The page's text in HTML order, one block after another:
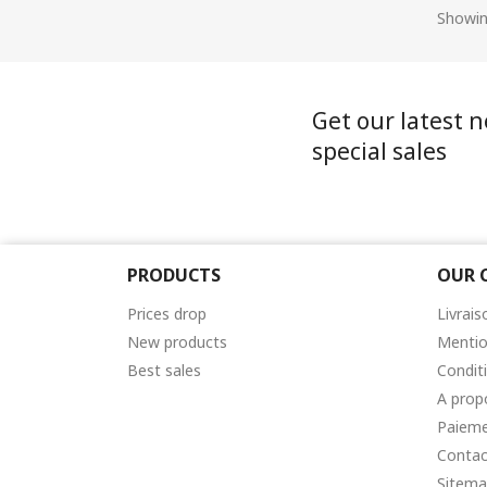
Get our latest
special sales
PRODUCTS
Prices drop
New products
Best sales
OUR
A